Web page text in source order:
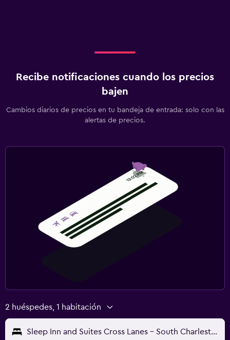
Recibe notificaciones cuando los precios
bajen
Cambios diarios de precios en tu bandeja de entrada: solo con las
alertas de precios.
2 huéspedes, 1 habitación
Sleep Inn and Suites Cross Lanes - South Charleston